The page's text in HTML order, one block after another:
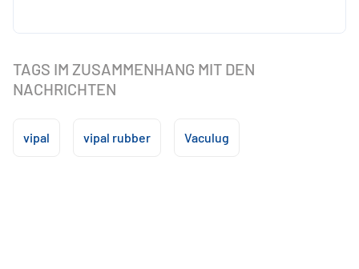
TAGS IM ZUSAMMENHANG MIT DEN
NACHRICHTEN
vipal vipal rubber Vaculug